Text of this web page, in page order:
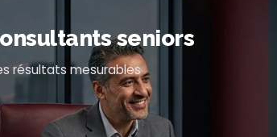
seniors
résultats mesurables